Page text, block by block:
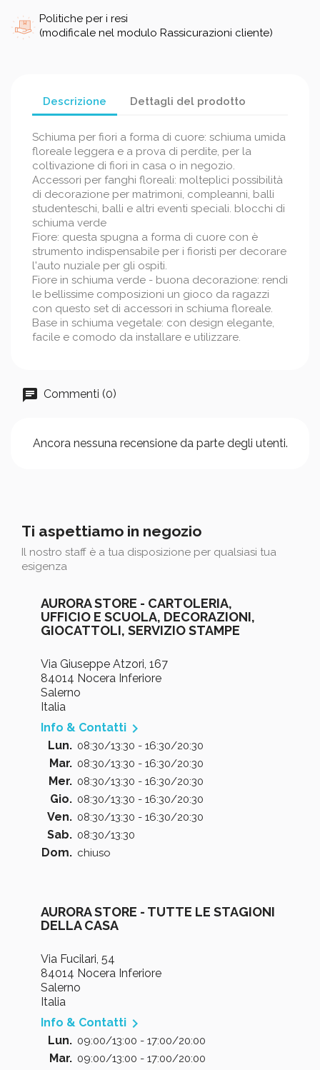
Politiche per i resi
(modificale nel modulo Rassicurazioni cliente)
Descrizione Dettagli del prodotto
Schiuma per fiori a forma di cuore: schiuma umida
floreale leggera e a prova di perdite, per la
coltivazione di fiori in casa o in negozio.
Accessori per fanghi floreali: molteplici possibilità
di decorazione per matrimoni, compleanni, balli
studenteschi, balli e altri eventi speciali. blocchi di
schiuma verde
Fiore: questa spugna a forma di cuore con è
strumento indispensabile per i fioristi per decorare
l'auto nuziale per gli ospiti.
Fiore in schiuma verde - buona decorazione: rendi
le bellissime composizioni un gioco da ragazzi
con questo set di accessori in schiuma floreale.
Base in schiuma vegetale: con design elegante,
facile e comodo da installare e utilizzare.
Commenti (0)
Ancora nessuna recensione da parte degli utenti.
Ti aspettiamo in negozio
Il nostro staff è a tua disposizione per qualsiasi tua
esigenza
AURORA STORE - CARTOLERIA,
UFFICIO E SCUOLA, DECORAZIONI,
GIOCATTOLI, SERVIZIO STAMPE
Via Giuseppe Atzori, 167
84014 Nocera Inferiore
Salerno
Italia
Info & Contatti 
Lun. 08:30/13:30 - 16:30/20:30
Mar. 08:30/13:30 - 16:30/20:30
Mer. 08:30/13:30 - 16:30/20:30
Gio. 08:30/13:30 - 16:30/20:30
Ven. 08:30/13:30 - 16:30/20:30
Sab. 08:30/13:30
Dom. chiuso
AURORA STORE - TUTTE LE STAGIONI
DELLA CASA
Via Fucilari, 54
84014 Nocera Inferiore
Salerno
Italia
Info & Contatti 
Lun. 09:00/13:00 - 17:00/20:00
Mar. 09:00/13:00 - 17:00/20:00